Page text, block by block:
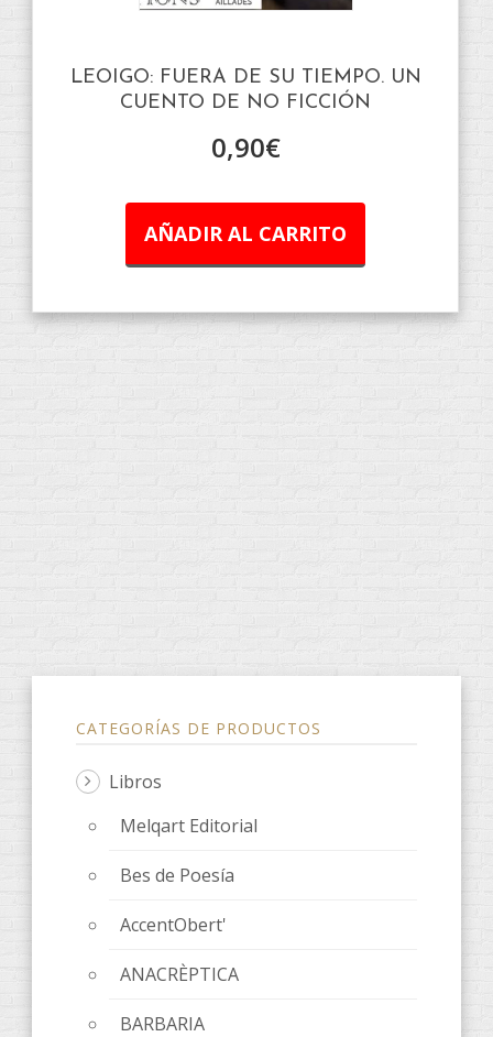
LEOIGO: FUERA DE SU TIEMPO. UN
CUENTO DE NO FICCIÓN
0,90€
AÑADIR AL CARRITO
CATEGORÍAS DE PRODUCTOS
Libros
Melqart Editorial
Bes de Poesía
AccentObert'
ANACRÈPTICA
BARBARIA